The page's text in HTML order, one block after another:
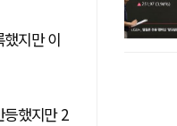
했지만 이
등했지만 2